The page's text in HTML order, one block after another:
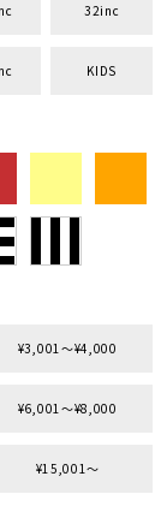
32inc
KIDS
¥3,001〜¥4,000
¥6,001〜¥8,000
¥15,001〜